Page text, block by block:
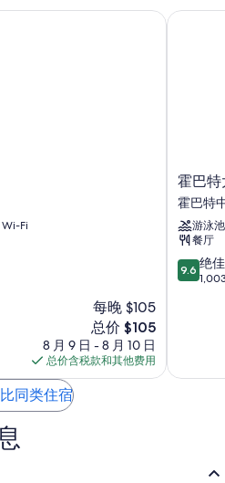
宾服务
洗浴用品
热水壶
Fi
每晚 $105
新
格
$105
总价 $105
8 月 9 日 - 8 月 10 日
总价含税款和其他费用
霍
巴
特
大
臣
酒
店
商
霍巴特
霍巴特
游泳池
餐厅
9.6
分，
1,003
9.6 绝佳
霍巴特
同类住宿